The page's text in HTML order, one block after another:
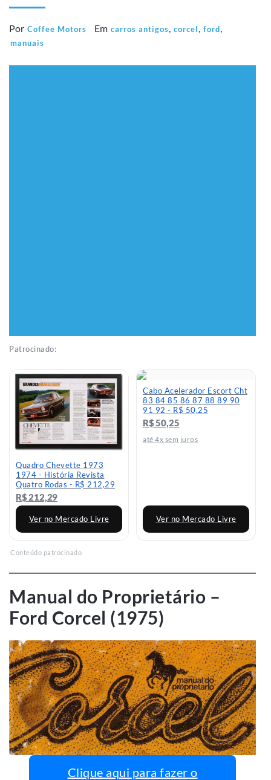
Por Coffee Motors Em carros antigos corcel ford
manuais
Patrocinado:
Quadro Chevette 1973
1974 - História Revista
Quatro Rodas - R$ 212,29
R$ 212,29
Ver no Mercado Livre
Cabo Acelerador Escort Cht
83 84 85 86 87 88 89 90
91 92 - R$ 50,25
R$ 50,25
até 4x sem juros
Ver no Mercado Livre
Conteúdo patrocinado
Manual do Proprietário –
Ford Corcel (1975)
Clique aqui para fazer o